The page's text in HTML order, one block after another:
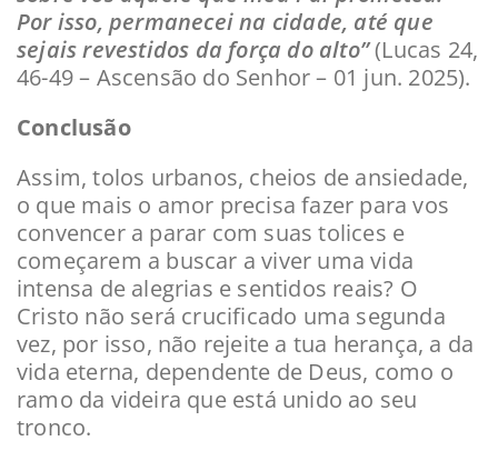
Por isso, permanecei na cidade, até que
sejais revestidos da força do alto”(Lucas 24,
46-49 – Ascensão do Senhor – 01 jun. 2025).
Conclusão
Assim, tolos urbanos, cheios de ansiedade,
o que mais o amor precisa fazer para vos
convencer a parar com suas tolices e
começarem a buscar a viver uma vida
intensa de alegrias e sentidos reais? O
Cristo não será crucificado uma segunda
vez, por isso, não rejeite a tua herança, a da
vida eterna, dependente de Deus, como o
ramo da videira que está unido ao seu
tronco.